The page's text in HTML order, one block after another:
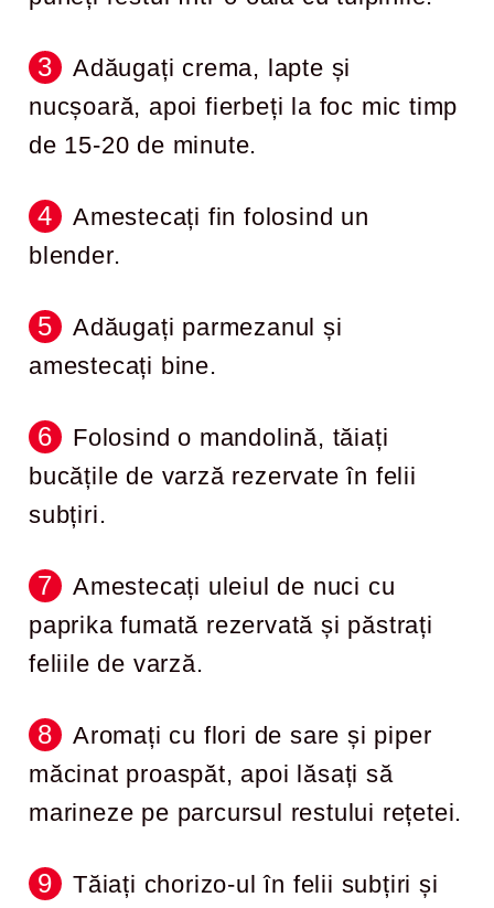
Adăugați crema, lapte și
nucșoară, apoi fierbeți la foc mic timp
de 15-20 de minute.
Amestecați fin folosind un
blender.
Adăugați parmezanul și
amestecați bine.
Folosind o mandolină, tăiați
bucățile de varză rezervate în felii
subțiri.
Amestecați uleiul de nuci cu
paprika fumată rezervată și păstrați
feliile de varză.
Aromați cu flori de sare și piper
măcinat proaspăt, apoi lăsați să
marineze pe parcursul restului rețetei.
Tăiați chorizo-ul în felii subțiri și